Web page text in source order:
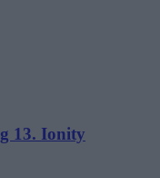
13. Ionity